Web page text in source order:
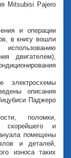
Mitsubisi Pajero
и операции
в книгу вошли
использованию
двигателем),
электросхемы
описания
Паджеро
поломки,
скорейшего и
помещены
и деталей,
износа таких